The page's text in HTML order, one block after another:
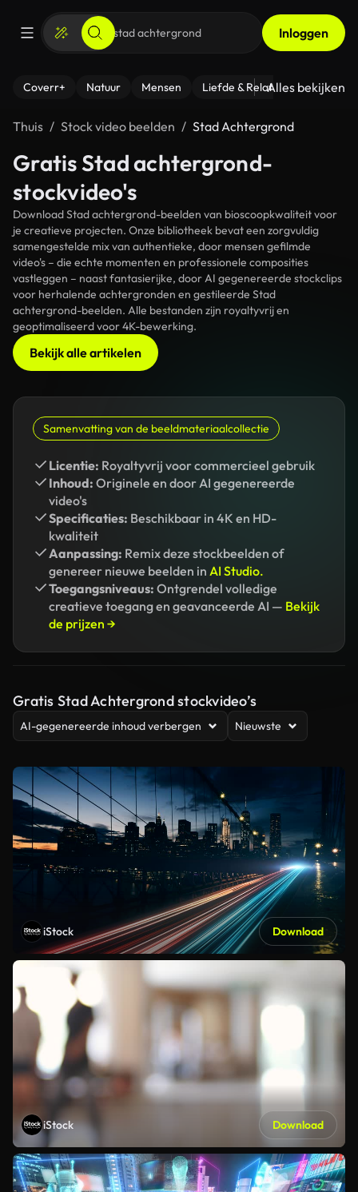
Inloggen
Coverr+ Natuur Mensen Liefde & Relaties - Fitness
Alles bekijken
Thuis Stock video beelden Stad Achtergrond
Gratis Stad achtergrond-
stockvideo's
Download Stad achtergrond-beelden van bioscoopkwaliteit voor
je creatieve projecten. Onze bibliotheek bevat een zorgvuldig
samengestelde mix van authentieke, door mensen gefilmde
video's – die echte momenten en professionele composities
vastleggen – naast fantasierijke, door AI gegenereerde stockclips
voor herhalende achtergronden en gestileerde Stad
achtergrond-beelden. Alle bestanden zijn royaltyvrij en
geoptimaliseerd voor 4K-bewerking.
Bekijk alle artikelen
Samenvatting van de beeldmateriaalcollectie
Licentie: Royaltyvrij voor commercieel gebruik
Inhoud: Originele en door AI gegenereerde
video's
Specificaties: Beschikbaar in 4K en HD-
kwaliteit
Aanpassing: Remix deze stockbeelden of
genereer nieuwe beelden in AI Studio.
Toegangsniveaus: Ontgrendel volledige
creatieve toegang en geavanceerde AI — Bekijk
de prijzen →
Gratis Stad Achtergrond stockvideo’s
AI-gegenereerde inhoud verbergen Nieuwste
iStock Download
iStock Download